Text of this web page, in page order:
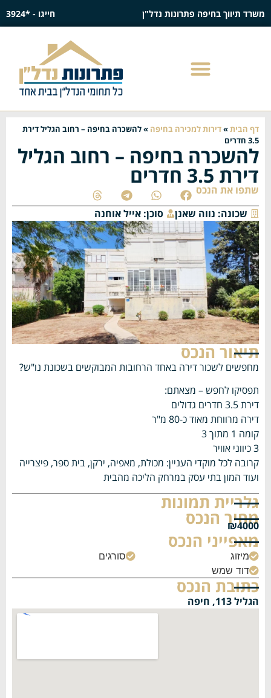
משרד תיווך בחיפה פתרונות נדל"ן חייגו - *3924
דף הבית»דירות למכירה בחיפה »להשכרה בחיפה – רחוב הגליל דירת
3.5 חדרים
להשכרה בחיפה – רחוב הגליל
דירת 3.5 חדרים
שתפו את הנכס
שכונה: נווה שאנן סוכן: אייל אוחנה
תיאור הנכס
מחפשים לשכור דירה באחד הרחובות המבוקשים בשכונת נו"ש?
תפסיקו לחפש – מצאתם:
דירת 3.5 חדרים גדולים
דירה מרווחת מאוד כ-80 מ"ר
קומה 1 מתוך 3
3 כיווני אוויר
קרובה לכל מוקדי העניין: מכולת, מאפיה, ירקן, בית ספר, פיצרייה
ועוד המון בתי עסק במרחק הליכה מהבית
גלריית תמונות
מחיר הנכס
₪4000
מאפייני הנכס
מיזוג סורגים
דוד שמש
כתובת הנכס
הגליל 113, חיפה